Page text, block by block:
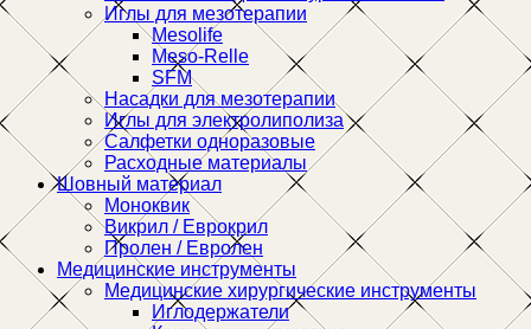
Иглы для мезотерапии
Mesolife
Meso-Relle
SFM
Насадки для мезотерапии
Иглы для электролиполиза
Салфетки одноразовые
Расходные материалы
Шовный материал
Моноквик
Викрил / Еврокрил
Пролен / Евролен
Медицинские инструменты
Медицинские хирургические инструменты
Иглодержатели